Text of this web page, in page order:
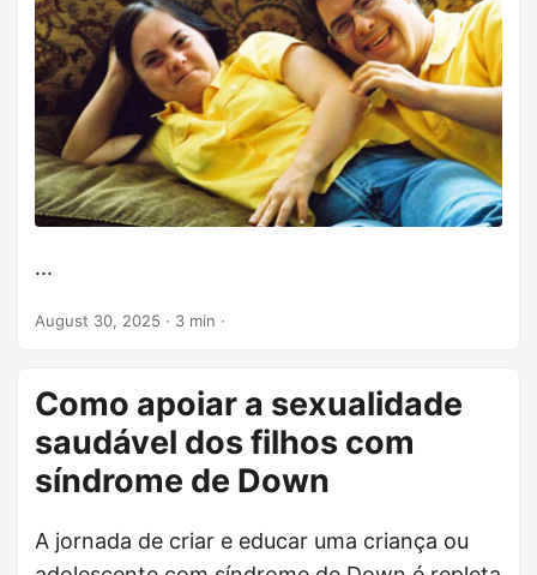
...
August 30, 2025 · 3 min ·
Como apoiar a sexualidade
saudável dos filhos com
síndrome de Down
A jornada de criar e educar uma criança ou